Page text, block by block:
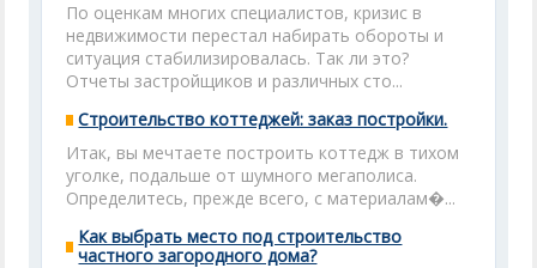
По оценкам многих специалистов, кризис в
недвижимости перестал набирать обороты и
ситуация стабилизировалась. Так ли это?
Отчеты застройщиков и различных сто...
Строительство коттеджей: заказ постройки.
Итак, вы мечтаете построить коттедж в тихом
уголке, подальше от шумного мегаполиса.
Определитесь, прежде всего, с материалам�...
Как выбрать место под строительство
частного загородного дома?